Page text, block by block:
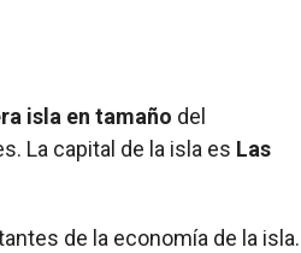
isla en tamaño del
La capital de la isla es Las
de la economía de la isla.